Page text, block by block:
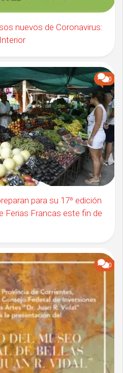
nuevos de Coronavirus:
0
para su 17ª edición
Ferias Francas este fin de
0